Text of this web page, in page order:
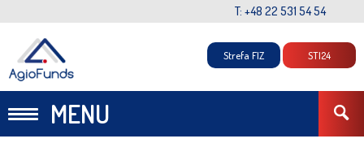
T: +48 22 531 54 54
MENU
Strefa FIZ STI24